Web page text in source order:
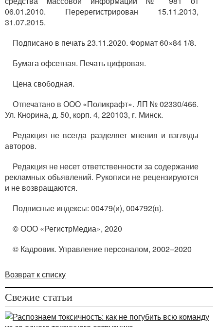
06.01.2010. Перерегистрирован 15.11.2013,
31.07.2015.
Подписано в печать 23.11.2020. Формат 60×84 1/8.
Бумага офсетная. Печать цифровая.
Цена свободная.
Отпечатано в ООО «Поликрафт». ЛП № 02330/466.
Ул. Кнорина, д. 50, корп. 4, 220103, г. Минск.
Редакция не всегда разделяет мнения и взгляды
авторов.
Редакция не несет ответственности за содержание
рекламных объявлений. Рукописи не рецензируются
и не возвращаются.
Подписные индексы: 00479(и), 004792(в).
© ООО «РегистрМедиа», 2020
© Кадровик. Управление персоналом, 2002–2020
Возврат к списку
Свежие статьи